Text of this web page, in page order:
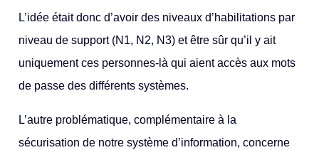
L’idée était donc d’avoir des niveaux d’habilitations par
niveau de support (N1, N2, N3) et être sûr qu’il y ait
uniquement ces personnes-là qui aient accès aux mots
de passe des différents systèmes.
L’autre problématique, complémentaire à la
sécurisation de notre système d’information, concerne